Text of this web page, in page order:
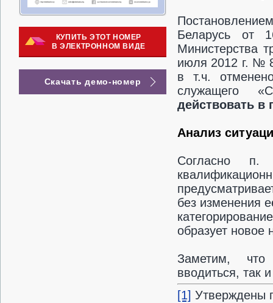
КУПИТЬ ЭТОТ НОМЕР
В ЭЛЕКТРОННОМ ВИДЕ
Скачать демо-номер
Беларусь от
Министерства
июля 2012 г. №
в т.ч.
служащего
действовать в
Анализ
Согласно
без изменения
образует новое
Заметим, что
вводиться, так
[1] Утверждены